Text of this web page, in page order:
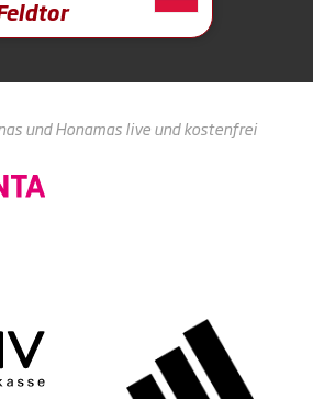
und Honamas live und kostenfrei